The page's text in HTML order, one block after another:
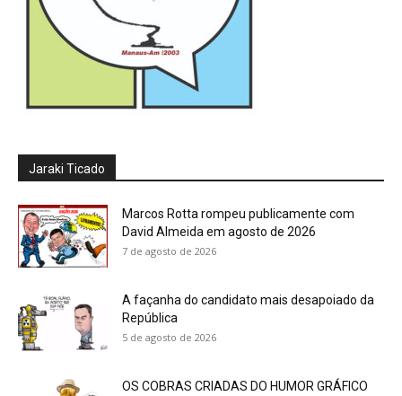
Jaraki Ticado
Marcos Rotta rompeu publicamente com
David Almeida em agosto de 2026
7 de agosto de 2026
A façanha do candidato mais desapoiado da
República
5 de agosto de 2026
OS COBRAS CRIADAS DO HUMOR GRÁFICO